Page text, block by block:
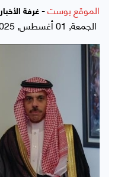
الموقع بوست- غرفة الأخبار
الجمعة, 01 أغسطس, 2025 - 08:12 مساءً